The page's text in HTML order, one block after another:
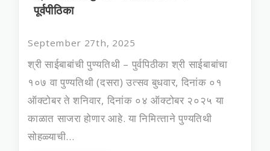
पूर्वपीठिका
September 27th, 2025
श्री साईबाबांची पुण्‍यतिथी – पुर्वपिठीका श्री साईबाबांचा
१०७ वा पुण्‍यतिथी (दसरा) उत्‍सव बुधवार, दिनांक ०१
ऑक्‍टोबर ते शनिवार, दिनांक ०४ ऑक्‍टोबर २०२५ या
काळात साजरा होणार आहे. या निमित्‍ताने पुण्‍यतिथी
सोहळ्याची...